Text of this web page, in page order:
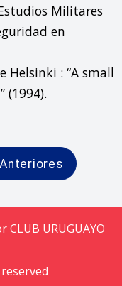
Militares
en
Helsinki : “A small
(1994).
URUGUAYO